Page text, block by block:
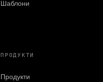
Шаблони
ПРОДУКТИ
Продукти